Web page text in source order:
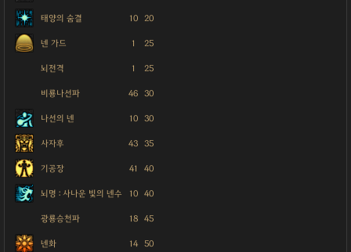
태양의 숨결 10 20
넨 가드 1 25
뇌전격 1 25
비룡나선파 46 30
나선의 넨 10 30
사자후 43 35
기공장 41 40
뇌명 : 사나운 빛의 넨수 10 40
광룡승천파 18 45
넨화 14 50